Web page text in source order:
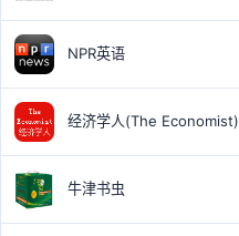
NPR英语
经济学人(The Economist)
牛津书虫